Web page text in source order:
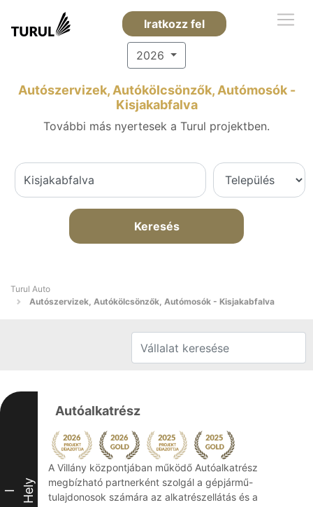
Iratkozz fel
2026
Autószervizek, Autókölcsönzők, Autómosók -
Kisjakabfalva
További más nyertesek a Turul projektben.
Keresés
Turul Auto
Autószervizek, Autókölcsönzők, Autómosók - Kisjakabfalva
I Hely
Autóalkatrész
A Villány központjában működő Autóalkatrész
megbízható partnerként szolgál a gépjármű-
tulajdonosok számára az alkatrészellátás és a